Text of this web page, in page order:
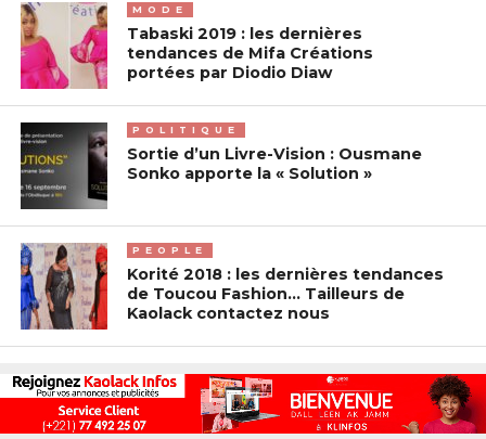
MODE
Tabaski 2019 : les dernières
tendances de Mifa Créations
portées par Diodio Diaw
POLITIQUE
Sortie d’un Livre-Vision : Ousmane
Sonko apporte la « Solution »
PEOPLE
Korité 2018 : les dernières tendances
de Toucou Fashion… Tailleurs de
Kaolack contactez nous